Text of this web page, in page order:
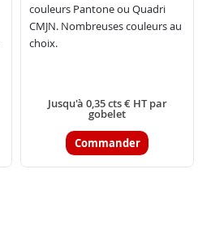
couleurs Pantone ou Quadri
CMJN. Nombreuses couleurs au
choix.
Jusqu'à 0,35 cts € HT par
gobelet
Commander